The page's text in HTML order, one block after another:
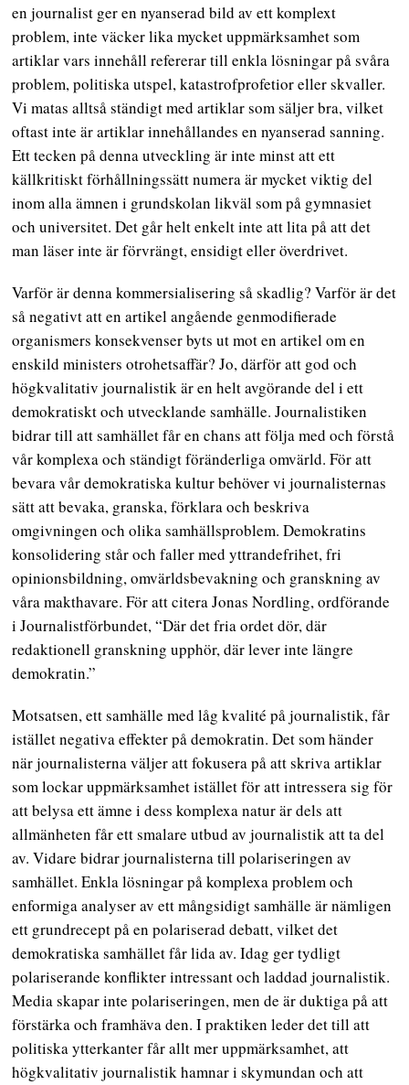
en journalist ger en nyanserad bild av ett komplext
problem, inte väcker lika mycket uppmärksamhet som
artiklar vars innehåll refererar till enkla lösningar på svåra
problem, politiska utspel, katastrofprofetior eller skvaller.
Vi matas alltså ständigt med artiklar som säljer bra, vilket
oftast inte är artiklar innehållandes en nyanserad sanning.
Ett tecken på denna utveckling är inte minst att ett
källkritiskt förhållningssätt numera är mycket viktig del
inom alla ämnen i grundskolan likväl som på gymnasiet
och universitet. Det går helt enkelt inte att lita på att det
man läser inte är förvrängt, ensidigt eller överdrivet.
Varför är denna kommersialisering så skadlig? Varför är det
så negativt att en artikel angående genmodifierade
organismers konsekvenser byts ut mot en artikel om en
enskild ministers otrohetsaffär? Jo, därför att god och
högkvalitativ journalistik är en helt avgörande del i ett
demokratiskt och utvecklande samhälle. Journalistiken
bidrar till att samhället får en chans att följa med och förstå
vår komplexa och ständigt föränderliga omvärld. För att
bevara vår demokratiska kultur behöver vi journalisternas
sätt att bevaka, granska, förklara och beskriva
omgivningen och olika samhällsproblem. Demokratins
konsolidering står och faller med yttrandefrihet, fri
opinionsbildning, omvärldsbevakning och granskning av
våra makthavare. För att citera Jonas Nordling, ordförande
i Journalistförbundet, “Där det fria ordet dör, där
redaktionell granskning upphör, där lever inte längre
demokratin.”
Motsatsen, ett samhälle med låg kvalité på journalistik, får
istället negativa effekter på demokratin. Det som händer
när journalisterna väljer att fokusera på att skriva artiklar
som lockar uppmärksamhet istället för att intressera sig för
att belysa ett ämne i dess komplexa natur är dels att
allmänheten får ett smalare utbud av journalistik att ta del
av. Vidare bidrar journalisterna till polariseringen av
samhället. Enkla lösningar på komplexa problem och
enformiga analyser av ett mångsidigt samhälle är nämligen
ett grundrecept på en polariserad debatt, vilket det
demokratiska samhället får lida av. Idag ger tydligt
polariserande konflikter intressant och laddad journalistik.
Media skapar inte polariseringen, men de är duktiga på att
förstärka och framhäva den. I praktiken leder det till att
politiska ytterkanter får allt mer uppmärksamhet, att
högkvalitativ journalistik hamnar i skymundan och att